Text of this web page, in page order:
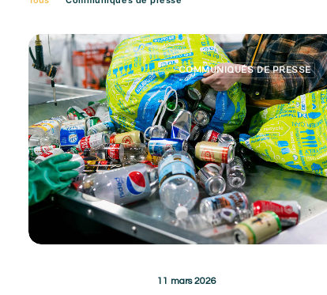
COMMUNIQUÉS DE PRESSE
11 mars 2026